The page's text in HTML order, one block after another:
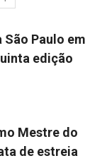
São Paulo em
edição
Mestre do
de estreia